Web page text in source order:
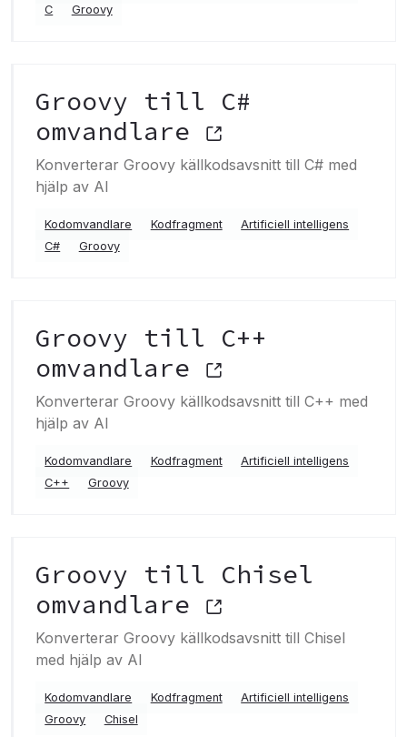
C
Groovy
Groovy till C#
omvandlare
Konverterar Groovy källkodsavsnitt till C# med
hjälp av AI
Kodomvandlare Kodfragment
Artificiell intelligens
C#
Groovy
Groovy till C++
omvandlare
Konverterar Groovy källkodsavsnitt till C++ med
hjälp av AI
Kodomvandlare Kodfragment
Artificiell intelligens
C++
Groovy
Groovy till Chisel
omvandlare
Konverterar Groovy källkodsavsnitt till Chisel
med hjälp av AI
Kodomvandlare Kodfragment
Artificiell intelligens
Groovy
Chisel